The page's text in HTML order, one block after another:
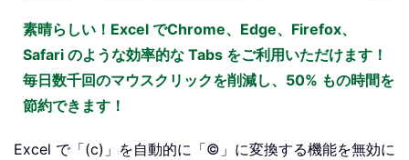
素晴らしい！Excel でChrome、Edge、Firefox、
Safari のような効率的な Tabs をご利用いただけます！
毎日数千回のマウスクリックを削減し、50% もの時間を
節約できます！
Excel で「(c)」を自動的に「©」に変換する機能を無効に